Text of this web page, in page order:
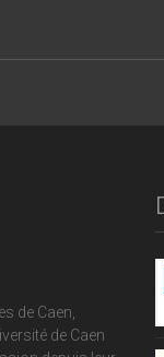
de Caen,
de Caen